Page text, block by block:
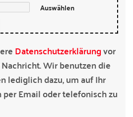
Auswählen
Datenschutzerklärungvor
Wir benutzen die
lediglich dazu, um auf Ihr
Email oder telefonisch zu